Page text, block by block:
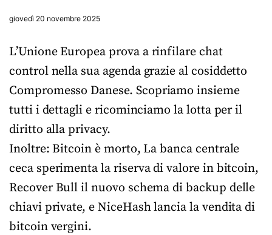
giovedì 20 novembre 2025
L’Unione Europea prova a rinfilare chat
control nella sua agenda grazie al cosiddetto
Compromesso Danese. Scopriamo insieme
tutti i dettagli e ricominciamo la lotta per il
diritto alla privacy.
Inoltre: Bitcoin è morto, La banca centrale
ceca sperimenta la riserva di valore in bitcoin,
Recover Bull il nuovo schema di backup delle
chiavi private, e NiceHash lancia la vendita di
bitcoin vergini.